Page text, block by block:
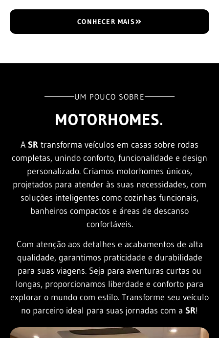
CONHECER MAIS
UM POUCO SOBRE
MOTORHOMES.
A SR transforma veículos em casas sobre rodas
completas, unindo conforto, funcionalidade e design
personalizado. Criamos motorhomes únicos,
projetados para atender às suas necessidades, com
soluções inteligentes como cozinhas funcionais,
banheiros compactos e áreas de descanso
confortáveis.
Com atenção aos detalhes e acabamentos de alta
qualidade, garantimos praticidade e durabilidade
para suas viagens. Seja para aventuras curtas ou
longas, proporcionamos liberdade e conforto para
explorar o mundo com estilo. Transforme seu veículo
no parceiro ideal para suas jornadas com a SR!